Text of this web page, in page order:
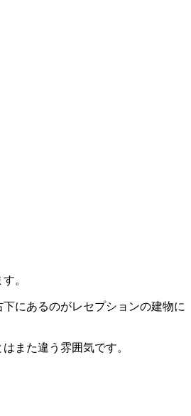
。
にあるのがレセプションの建物に
また違う雰囲気です。